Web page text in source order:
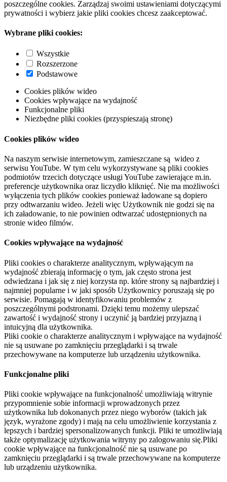
poszczególne cookies. Zarządzaj swoimi ustawieniami dotyczącymi
prywatności i wybierz jakie pliki cookies chcesz zaakceptować.
Wybrane pliki cookies:
Wszystkie
Rozszerzone
Podstawowe
Cookies plików wideo
Cookies wpływające na wydajność
Funkcjonalne pliki
Niezbędne pliki cookies (przyspieszają stronę)
Cookies plików wideo
Na naszym serwisie internetowym, zamieszczane są wideo z
serwisu YouTube. W tym celu wykorzystywane są pliki cookies
podmiotów trzecich dotyczące usługi YouTube zawierające m.in.
preferencje użytkownika oraz liczydło kliknięć. Nie ma możliwości
wyłączenia tych plików cookies ponieważ ładowane są dopiero
przy odtwarzaniu wideo. Jeżeli więc Użytkownik nie godzi się na
ich załadowanie, to nie powinien odtwarzać udostępnionych na
stronie wideo filmów.
Cookies wpływające na wydajność
Pliki cookies o charakterze analitycznym, wpływającym na
wydajność zbierają informację o tym, jak często strona jest
odwiedzana i jak się z niej korzysta np. które strony są najbardziej i
najmniej popularne i w jaki sposób Użytkownicy poruszają się po
serwisie. Pomagają w identyfikowaniu problemów z
poszczególnymi podstronami. Dzięki temu możemy ulepszać
zawartość i wydajność strony i uczynić ją bardziej przyjazną i
intuicyjną dla użytkownika.
Pliki cookie o charakterze analitycznym i wpływające na wydajność
nie są usuwane po zamknięciu przeglądarki i są trwale
przechowywane na komputerze lub urządzeniu użytkownika.
Funkcjonalne pliki
Pliki cookie wpływające na funkcjonalność umożliwiają witrynie
przypomnienie sobie informacji wprowadzonych przez
użytkownika lub dokonanych przez niego wyborów (takich jak
język, wyrażone zgody) i mają na celu umożliwienie korzystania z
lepszych i bardziej spersonalizowanych funkcji. Pliki te umożliwiają
także optymalizację użytkowania witryny po zalogowaniu się.Pliki
cookie wpływające na funkcjonalność nie są usuwane po
zamknięciu przeglądarki i są trwale przechowywane na komputerze
lub urządzeniu użytkownika.